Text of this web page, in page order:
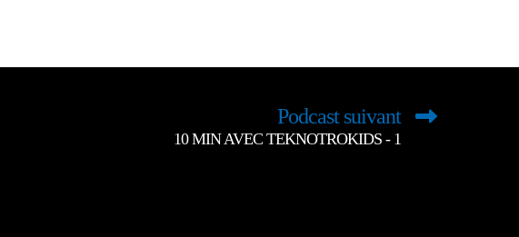
Podcast suivant
10 MIN AVEC TEKNOTROKIDS - 1